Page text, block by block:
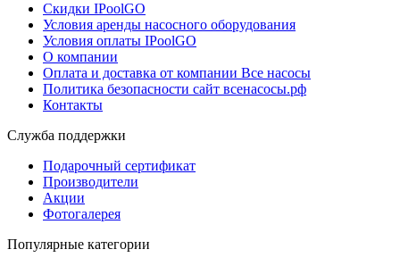
Скидки IPoolGO
Условия аренды насосного оборудования
Условия оплаты IPoolGO
О компании
Оплата и доставка от компании Все насосы
Политика безопасности сайт всенасосы.рф
Контакты
Служба поддержки
Подарочный сертификат
Производители
Акции
Фотогалерея
Популярные категории